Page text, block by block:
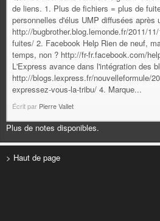
de liens. 1. Plus de fichiers = plus de
personnelles d'élus UMP diffusées après
http://bugbrother.blog.lemonde.fr/2011/
fuites/ 2. Facebook Help Rien de neuf,
temps, non ? http://fr-fr.facebook.com/
L'Express avance dans l'intégration des
http://blogs.lexpress.fr/nouvelleformule/
expressez-vous-la-tribu/ 4. Marque...
Écrit par Pierre Vallet
Plus de notes disponibles.
> Haut de page